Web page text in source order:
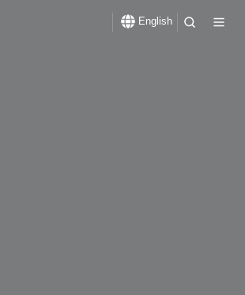
English